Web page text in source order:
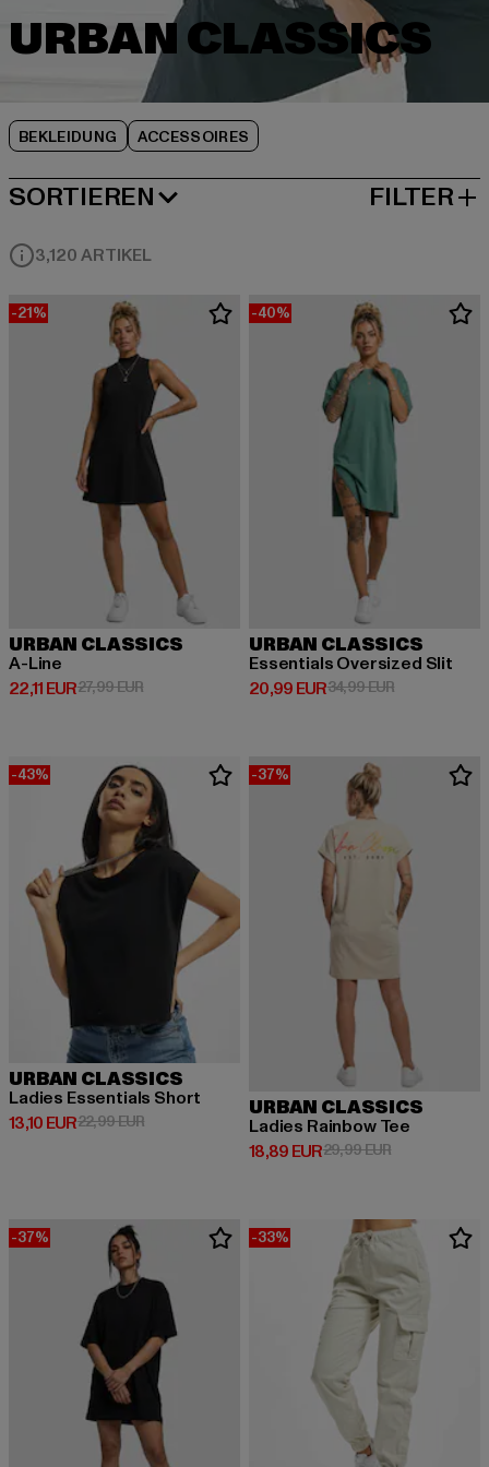
BEKLEIDUNG ACCESSOIRES
SORTIEREN
BELIEBTESTE FILTER
3,120 ARTIKEL
-21%
URBAN CLASSICS
A-Line
22,11 EUR
Derzeitiger Preis: 22,11 EUR
27,99 EURAktionspreis: 27,99 EUR
-40%
URBAN CLASSICS
Essentials Oversized Slit
20,99 EUR
Derzeitiger Preis: 20,99 EUR
34,99 EURAktionspreis:
-43%
URBAN CLASSICS
Ladies Essentials Short
13,10 EUR
Derzeitiger Preis: 13,10 EUR
22,99 EURAktionspreis: 22,99 EUR
-37%
URBAN CLASSICS
Ladies Rainbow Tee
18,89 EUR
Derzeitiger Preis: 18,89 EUR
29,99 EURAktionspreis:
-37% -33%